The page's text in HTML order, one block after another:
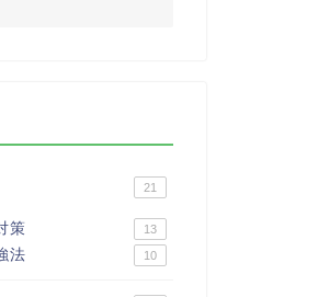
21
策 13
法 10